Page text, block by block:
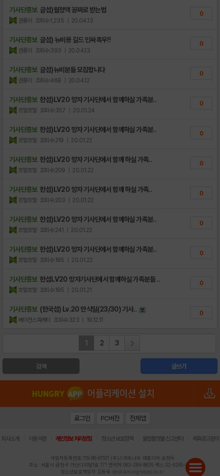
기사단홍보 글섭)월정액 꽁짜로 받는법
권롱이 조회수:1,235 | 20.04.13
0
기사단홍보 글섭) 뉴비용 길드 인싸흑우!!
권롱이 조회수:393 | 20.04.13
0
기사단홍보 글섭)뉴비분들 모집합니다
권롱이 조회수:468 | 20.04.12
0
기사단홍보 한섭)LV20 망자 기사단에서 함께하실 가족분..
흐헿흐헿 조회수:357 | 20.01.24
0
기사단홍보 한섭)LV20 망자 기사단에서 함께하실 가족분..
흐헿흐헿 조회수:219 | 20.01.22
0
기사단홍보 한섭)LV20 망자 기사단에서 함께 하실 가족..
흐헿흐헿 조회수:209 | 20.01.22
0
기사단홍보 한섭)LV20 망자 기사단에서 함께 하실 가족..
흐헿흐헿 조회수:203 | 20.01.22
0
기사단홍보 한섭)LV20 망자 기사단에서 함께하실 가족분..
흐헿흐헿 조회수:241 | 20.01.22
0
기사단홍보 한섭)LV20 망자 기사단에서 함께하실 가족분..
흐헿흐헿 조회수:185 | 20.01.22
0
기사단홍보 한섭LV20 망자기사단에서 함께하실 가족분들 ..
흐헿흐헿 조회수:195 | 20.01.21
0
기사단홍보 (한국섭) Lv.20 안식일(23/30) 기사..
베이컨스파게티 조회수:323 | 19.12.11
0
1 2 3
검색 글쓰기
로그인 PC버전 전체앱
회사소개 이용약관 개인정보 처리방침 청소년 보호정책 불법촬영물 신고센터 제휴광고문의
사업자등록번호:119-86-61101 (주)스마트나우 대표이사:송현두
주소: 서울시 금천구 가산디지털1로 171 연락처:063-284-8635 팩스:02-6265-0377
청소년보호책임자:김동욱 desk@hungryapp.co.kr